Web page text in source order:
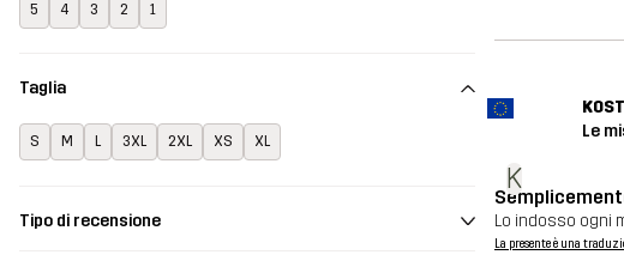
5 4 3 2 1
Taglia
S M L 3XL 2XL XS XL
Tipo di recensione
K
Le
Lo indosso ogni
La presente è una